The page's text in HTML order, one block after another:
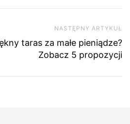
NASTĘPNY ARTYKUŁ
taras za małe pieniądze?
Zobacz 5 propozycji